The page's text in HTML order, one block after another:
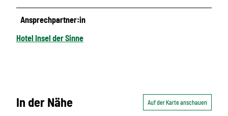
Ansprechpartner:in
Hotel Insel der Sinne
In der Nähe Auf der Karte anschauen